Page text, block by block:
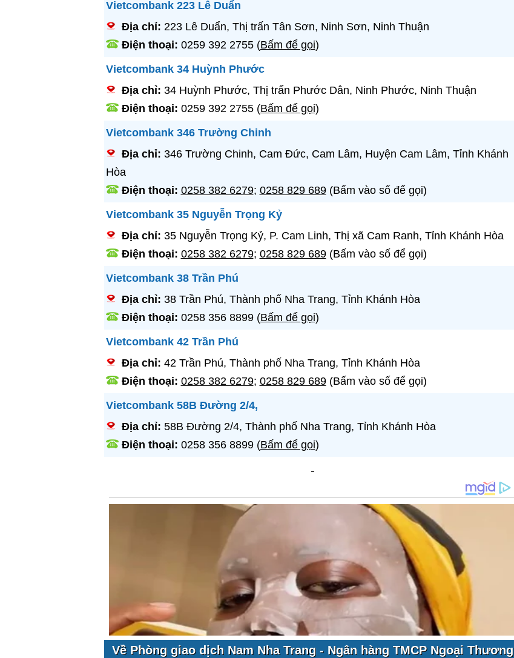
Vietcombank 223 Lê Duẩn
Địa chỉ: 223 Lê Duẩn, Thị trấn Tân Sơn, Ninh Sơn, Ninh Thuận
Điện thoại: 0259 392 2755(Bấm để gọi)
Vietcombank 34 Huỳnh Phước
Địa chỉ: 34 Huỳnh Phước, Thị trấn Phước Dân, Ninh Phước, Ninh Thuận
Điện thoại: 0259 392 2755(Bấm để gọi)
Vietcombank 346 Trường Chinh
Địa chỉ: 346 Trường Chinh, Cam Đức, Cam Lâm, Huyện Cam Lâm, Tỉnh Khánh
Hòa
Điện thoại: 0258 382 6279; 0258 829 689(Bấm vào số để gọi)
Vietcombank 35 Nguyễn Trọng Kỷ
Địa chỉ: 35 Nguyễn Trọng Kỷ, P. Cam Linh, Thị xã Cam Ranh, Tỉnh Khánh Hòa
Điện thoại: 0258 382 6279; 0258 829 689(Bấm vào số để gọi)
Vietcombank 38 Trần Phú
Địa chỉ: 38 Trần Phú, Thành phố Nha Trang, Tỉnh Khánh Hòa
Điện thoại: 0258 356 8899(Bấm để gọi)
Vietcombank 42 Trần Phú
Địa chỉ: 42 Trần Phú, Thành phố Nha Trang, Tỉnh Khánh Hòa
Điện thoại: 0258 382 6279; 0258 829 689(Bấm vào số để gọi)
Vietcombank 58B Đường 2/4,
Địa chỉ: 58B Đường 2/4, Thành phố Nha Trang, Tỉnh Khánh Hòa
Điện thoại: 0258 356 8899(Bấm để gọi)
Về Phòng giao dịch Nam Nha Trang - Ngân hàng TMCP Ngoại Thương